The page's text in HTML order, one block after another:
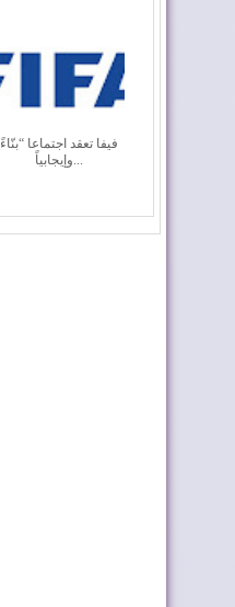
فيفا تعقد اجتماعا “بنّاءً
وإيجابياً...